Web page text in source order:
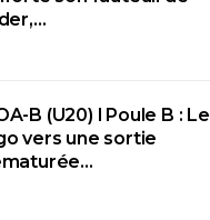
B (U20) l Poule B : Le
vers une sortie